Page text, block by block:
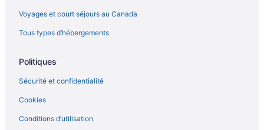
Voyages et court séjours au Canada
Tous types d’hébergements
Politiques
Sécurité et confidentialité
Cookies
Conditions d’utilisation